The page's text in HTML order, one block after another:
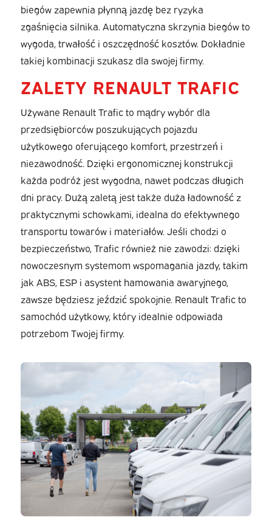
biegów zapewnia płynną jazdę bez ryzyka
zgaśnięcia silnika. Automatyczna skrzynia biegów to
wygoda, trwałość i oszczędność kosztów. Dokładnie
takiej kombinacji szukasz dla swojej firmy.
ZALETY RENAULT TRAFIC
Używane Renault Trafic to mądry wybór dla
przedsiębiorców poszukujących pojazdu
użytkowego oferującego komfort, przestrzeń i
niezawodność. Dzięki ergonomicznej konstrukcji
każda podróż jest wygodna, nawet podczas długich
dni pracy. Dużą zaletą jest także duża ładowność z
praktycznymi schowkami, idealna do efektywnego
transportu towarów i materiałów. Jeśli chodzi o
bezpieczeństwo, Trafic również nie zawodzi: dzięki
nowoczesnym systemom wspomagania jazdy, takim
jak ABS, ESP i asystent hamowania awaryjnego,
zawsze będziesz jeździć spokojnie. Renault Trafic to
samochód użytkowy, który idealnie odpowiada
potrzebom Twojej firmy.